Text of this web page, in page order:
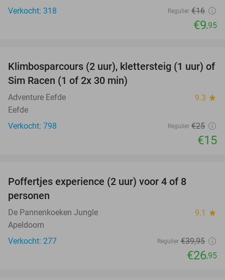
Verkocht: 318
Regulier €16
€9,95
40%
Klimbosparcours (2 uur), klettersteig (1 uur) of
Sim Racen (1 of 2x 30 min)
Adventure Eefde 9.3 star
Eefde
Verkocht: 798
Regulier €25
€15
Poffertjes experience (2 uur) voor 4 of 8
personen
De Pannenkoeken Jungle 9.1 star
Apeldoorn
Verkocht: 277
Regulier €39,95
€26,95